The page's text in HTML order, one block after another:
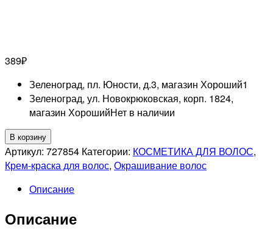
389₽
Зеленоград, пл. Юности, д.3, магазин Хороший1
Зеленоград, ул. Новокрюковская, корп. 1824,
магазин ХорошийНет в наличии
Количество
товара
OLLIN
PERFORMANCE
СТОЙКАЯ
В корзину
Артикул: 727854 Категории: КОСМЕТИКА ДЛЯ ВОЛОС,
Крем-краска для волос, Окрашивание волос
Описание
Описание